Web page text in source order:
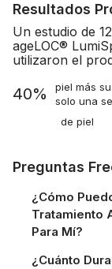
Resultados
Un estudio de
ageLOC®
utilizaron el
40%
piel más
solo una
de piel
Preguntas
¿Cómo
Tratamiento
Para Mí?
¿Cuánto